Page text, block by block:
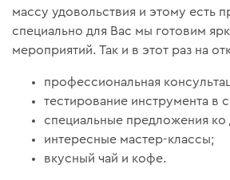
массу удовольствия и этому есть
специально для Вас мы готовим
мероприятий. Так и в этот раз на
профессиональная
тестирование инструмента в
специальные предложения ко
интересные мастер-классы;
вкусный чай и кофе.